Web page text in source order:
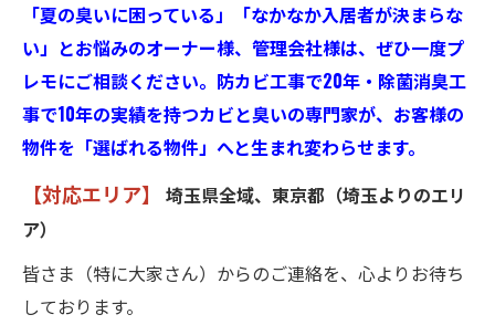
「夏の臭いに困っている」「なかなか入居者が決まらな
い」とお悩みのオーナー様、管理会社様は、ぜひ一度プ
レモにご相談ください。防カビ工事で20年・除菌消臭工
事で10年の実績を持つカビと臭いの専門家が、お客様の
物件を「選ばれる物件」へと生まれ変わらせます。
【対応エリア】
埼玉県全域、東京都（埼玉よりのエリ
ア）
皆さま（特に大家さん）からのご連絡を、心よりお待ち
しております。